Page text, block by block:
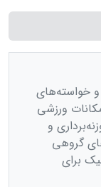
و خواسته‌های
ورزشی
و
گروهی
برای